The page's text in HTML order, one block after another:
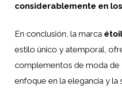
considerablemente en
En conclusión, la marca
estilo único y atemporal,
complementos de moda de
enfoque en la elegancia y la